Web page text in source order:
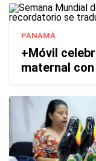
PANAMÁ
+Móvil
maternal